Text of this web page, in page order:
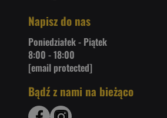
Napisz do nas
Poniedziałek - Piątek
8:00 - 18:00
[email protected]
Bądź z nami na bieżąco